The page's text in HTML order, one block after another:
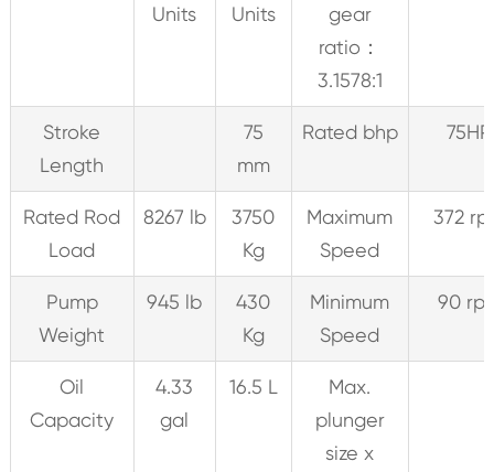
Units
Units
gear
ratio：
3.1578:1
Stroke
Length
75
mm
Rated bhp 75HP
Rated Rod
Load
8267 lb
3750
Kg
Maximum
Speed
372
Pump
Weight
945 lb
430
Kg
Minimum
Speed
90
Oil
Capacity
4.33
gal
16.5 L
Max.
plunger
size x